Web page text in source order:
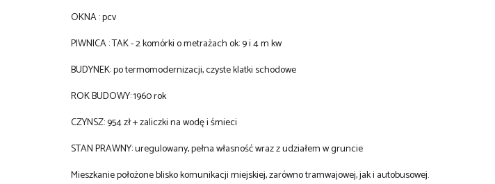
OKNA : pcv
PIWNICA : TAK - 2 komórki o metrażach ok: 9 i 4 m kw
BUDYNEK: po termomodernizacji, czyste klatki schodowe
ROK BUDOWY: 1960 rok
CZYNSZ: 954 zł + zaliczki na wodę i śmieci
STAN PRAWNY: uregulowany, pełna własność wraz z udziałem w gruncie
Mieszkanie położone blisko komunikacji miejskiej, zarówno tramwajowej, jak i autobusowej.